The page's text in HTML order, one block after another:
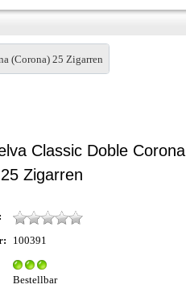
(Corona) 25 Zigarren
Classic Doble Corona
Zigarren
100391
Bestellbar